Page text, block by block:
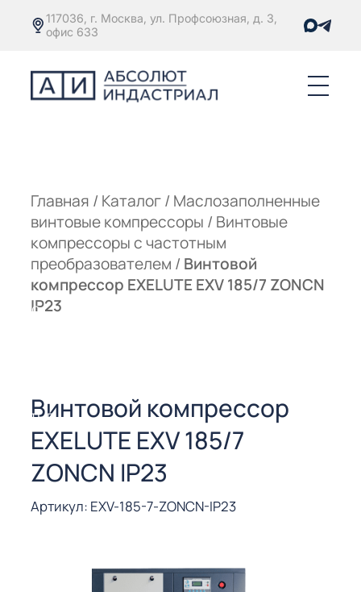
117036, г. Москва, ул. Профсоюзная, д. 3,
офис 633
Главная / Каталог/ Маслозаполненные
винтовые компрессоры / Винтовые
компрессоры с частотным
преобразователем / Винтовой
компрессор EXELUTE EXV 185/7 ZONCN
IP23
Винтовой компрессор
EXELUTE EXV 185/7
ZONCN IP23
Артикул: EXV-185-7-ZONCN-IP23
С